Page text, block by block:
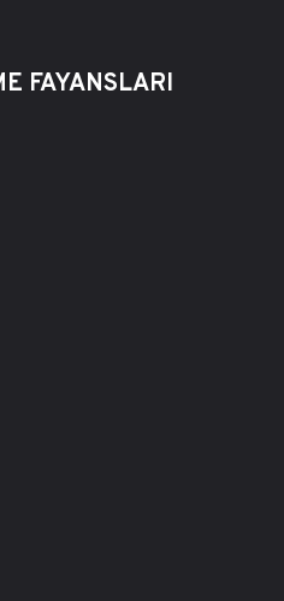
FAYANSLARI